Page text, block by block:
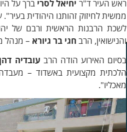
ראש העיר ד"ר יחיאל לסרי ברך על
ממשית לחיזוק זהותנו היהודית
לשכת הרבנות הראשית ורבם של
והנישואין, הרב חגי בר גיורא – מנהל
בסיום האירוע הודה הרב עובדיה
הלכתית מקצועית באשדוד –
מאכליו".